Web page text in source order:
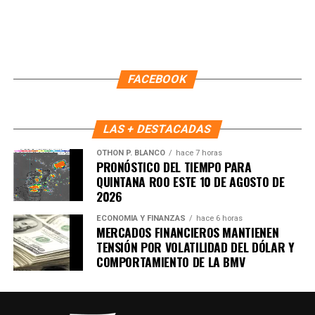
FACEBOOK
LAS + DESTACADAS
OTHON P. BLANCO hace 7 horas
PRONÓSTICO DEL TIEMPO PARA
QUINTANA ROO ESTE 10 DE AGOSTO DE
2026
ECONOMÍA Y FINANZAS hace 6 horas
MERCADOS FINANCIEROS MANTIENEN
TENSIÓN POR VOLATILIDAD DEL DÓLAR Y
COMPORTAMIENTO DE LA BMV